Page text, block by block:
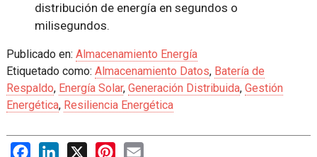
distribución de energía en segundos o
milisegundos.
Publicado en: Almacenamiento Energía
Etiquetado como: Almacenamiento Datos, Batería de
Respaldo, Energía Solar, Generación Distribuida, Gestión
Energética, Resiliencia Energética
FacebookLinkedIn
X PinterestEmail